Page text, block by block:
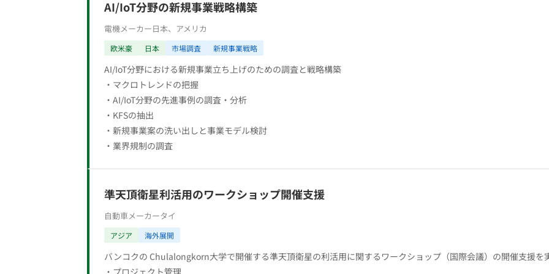
AI/IoT分野の新規事業戦略構築
電機メーカー日本、アメリカ
欧米豪 日本 市場調査 新規事業戦略
AI/IoT分野における新規事業立ち上げのための調査と戦略構築
・マクロトレンドの把握
・AI/IoT分野の先進事例の調査・分析
・KFSの抽出
・新規事業案の洗い出しと事業モデル検討
・業界規制の調査
準天頂衛星利活用のワークショップ開催支援
自動車メーカータイ
アジア 海外展開
バンコクの Chulalongkorn大学で開催する準天頂衛星の利活用に関するワークショップ（国際会議）の開催支援を
・プロジェクト管理